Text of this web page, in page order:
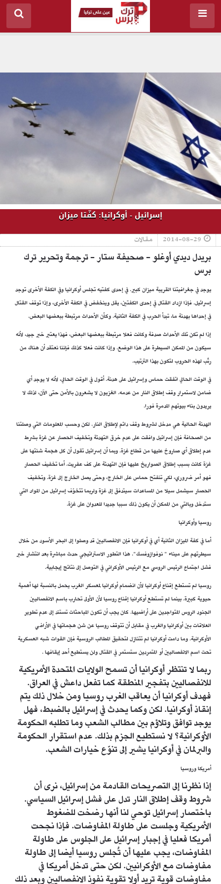
إسرائيل - أوكرانيا: كفّتا ميزان
2014-08-29 مقالات
بريدل ديدي أوغلو - صحيفة ستار - ترجمة وتحرير ترك
برس
يوجد في جغرافيتنا القريبة ميزان كبير. في إحدى كفتيه تجلس أوكرانيا وفي الكفة الأخرى توجد
إسرائيل. فإذا ازداد القتال في إحدى الكفتين، يقل وينخفض في الكفة الأخرى، وإذا توقف القتال
في إحداها بهدنة ما، تبدأ الحرب في الكفة الثانية. وكأن الأحداث مرتبطة ببعضها البعض.
إذا لم تكن تلك الأحداث صدفة وكانت فعلا مرتبطة ببعضها البعض، فهذا يعتبر خبر جيد، لأنه
سيكون من الممكن السيطرة على هذا الوضع. وإذا كانت فعلا كذلك فإننا نعتقد أن هناك من
رتّب لهذه الحروب لتكون بهذا الترتيب.
في الوقت الحالي اتفقت حماس وإسرائيل على هدنة. أقول في الوقت الحالي، لأنه لا يوجد أي
ضامن لاستمرار وقف إطلاق النار من عدمه. الغزيون لا يشعرون بالأمن حتى الآن، لذلك لا
يريدون بناء بيوتهم المدمرة فورا.
الهدنة الحالية هي مدخل لشروط وقف دائم لإطلاق النار. لكن وحسب المعلومات التي وصلتنا
من الصحافة فإن إسرائيل وافقت على عدم خرق التهدئة وتخفيف الحصار عن غزة بشرط
عدم إطلاق أي صاروخ عليها من قطاع غزة. وبما أن إسرائيل تقول أن كل هجمة شنتها على
غزة كانت بسبب إطلاق الصواريخ عليها فإن التهدئة على كف عفريت. أما تخفيف الحصار
فهو أمر ضروري، لكي تنفتح حماس على الخارج، وحتى يصل الخارج إلى غزة. وتخفيف
الحصار سيشمل سيلا من المساعدات سيتدفق إلى غزة ولربما تتخوّف إسرائيل من المواد التي
ستدخل وبالتي من الممكن أن يكون ذلك سببا جديدا للعدوان على غزة.
روسيا وأوكرانيا
أما في كفة الميزان الثانية أي في أوكرانيا فإن الانفصاليين قد وصلوا إلى البحر الأسود من خلال
سيطرتهم على ميناء " نوفوازوفسك". هذا التطور الاستراتيجي حدث مباشرة بعد انتشار خبر
فشل اجتماع الرئيس الروسي مع الرئيس الأوكراني في التوصل إلى نتائج إيجابية.
روسيا لم تستطع إقناع أوكرانيا لأن انضمام أوكرانيا لمعسكر الغرب يحمل بالنسبة لها أهمية
حيوية كبيرة. بينما لم تستطع أوكرانيا إقناع روسيا لأن الأولى تحارب باسم الانفصاليين
الجنود الروس المتواجدين على أراضيها. كان يجب أن تكون المباحثات تستند إلى عدم تطوير
العلاقات بين أوكرانيا والغرب في مقابل أن تتوقف روسيا عن شن هجماتها في الأراضي
الأوكرانية. وما دامت أوكرانيا لم تتنازل لتحقيق المطالب الروسية فإن القوات شبه العسكرية
تحت اسم الانفصاليين أو المتمردين ستستمر في القتال ولن يستطيع أحد إيقافها .
ربما لا تنتظر أوكرانيا أن تسمح الولايات المتحدة الأمريكية
للانفصاليين بتفجير المنطقة كما تفعل داعش في العراق.
فهدف أوكرانيا أن يعاقب الغرب روسيا ومن خلال ذلك يتم
إنقاذ أوكرانيا. لكن وكما يحدث في إسرائيل بالضبط، فهل
يوجد توافق وتلاؤم بين مطالب الشعب وما تطلبه الحكومة
الأوكرانية؟ لا نستطيع الجزم بذلك. عدم استقرار الحكومة
والبرلمان في أوكرانيا يشير إلى تنوّع خيارات الشعب.
أمريكا وروسيا
إذا نظرنا إلى التصريحات القادمة من إسرائيل، نرى أن
شروط وقف إطلاق النار تدل على فشل إسرائيل السياسي.
باختصار إسرائيل توحي لنا أنها رضخت للضغوط
الأمريكية وجلست على طاولة المفاوضات. فإذا نجحت
أمريكا فعليا في إجبار إسرائيل على الجلوس على طاولة
المفاوضات، يجب عليها أن تُجلس روسيا أيضا إلى طاولة
مفاوضات مع الأوكرانيين. لكن حتى تدخل أمريكا في
مفاوضات قوية تريد أولا تقوية نفوذ الانفصاليين وبعد ذلك